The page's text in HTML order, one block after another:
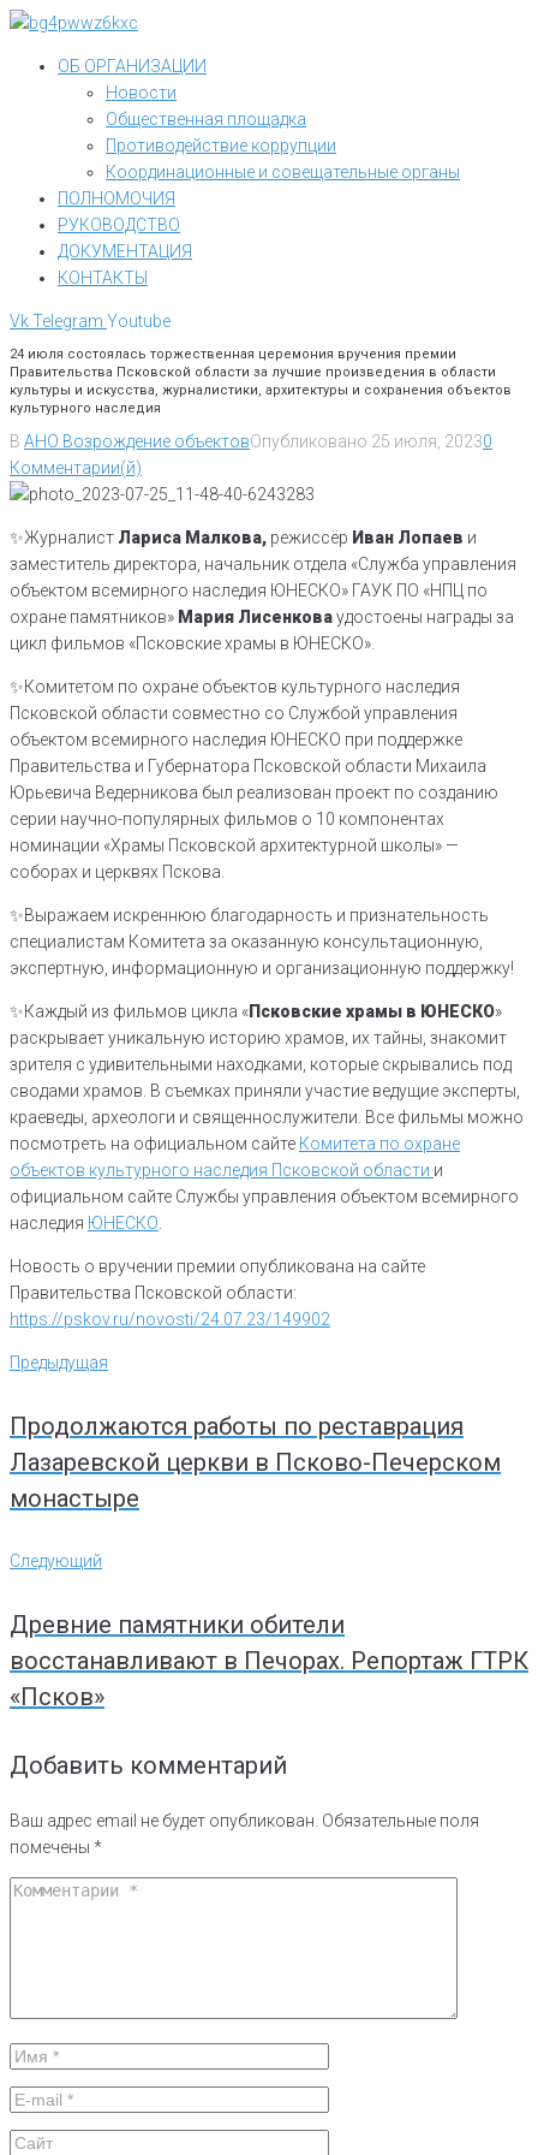
Перейти
контентуОБ ОРГАНИЗАЦИИ
Новости
Общественная площадка
Противодействие коррупции
Координационные и совещательные органы
ПОЛНОМОЧИЯ
РУКОВОДСТВО
ДОКУМЕНТАЦИЯ
КОНТАКТЫ
VkTelegram Youtube
24 июля состоялась торжественная церемония вручения премии
Правительства Псковской области за лучшие произведения в области
культуры и искусства, журналистики, архитектуры и сохранения объектов
культурного наследия
В АНО Возрождение объектовОпубликовано 25 июля, 20230
Комментарии(й)
✨Журналист Лариса Малкова, режиссёр Иван Лопаев и
заместитель директора, начальник отдела «Служба управления
объектом всемирного наследия ЮНЕСКО» ГАУК ПО «НПЦ по
охране памятников» Мария Лисенковаудостоены награды за
цикл фильмов «Псковские храмы в ЮНЕСКО».
✨Комитетом по охране объектов культурного наследия
Псковской области совместно со Службой управления
объектом всемирного наследия ЮНЕСКО при поддержке
Правительства и Губернатора Псковской области Михаила
Юрьевича Ведерникова был реализован проект по созданию
серии научно-популярных фильмов о 10 компонентах
номинации «Храмы Псковской архитектурной школы» —
соборах и церквях Пскова.
✨Выражаем искреннюю благодарность и признательность
специалистам Комитета за оказанную консультационную,
экспертную, информационную и организационную поддержку!
✨Каждый из фильмов цикла «Псковские храмы в ЮНЕСКО»
раскрывает уникальную историю храмов, их тайны, знакомит
зрителя с удивительными находками, которые скрывались под
сводами храмов. В съемках приняли участие ведущие эксперты,
краеведы, археологи и священнослужители. Все фильмы можно
посмотреть на официальном сайте Комитета по охране
объектов культурного наследия Псковской области и
официальном сайте Службы управления объектом всемирного
наследия ЮНЕСКО.
Новость о вручении премии опубликована на сайте
Правительства Псковской области:
https://pskov.ru/novosti/24.07.23/149902
Навигация
по
Предыдущая
Предыдущая
Продолжаются работы по реставрация
Лазаревской церкви в Псково-Печерском
монастыре
Следующий
Следующий
Древние памятники обители
восстанавливают в Печорах. Репортаж ГТРК
«Псков»
Добавить комментарий
Ваш адрес email не будет опубликован. Обязательные поля
помечены *